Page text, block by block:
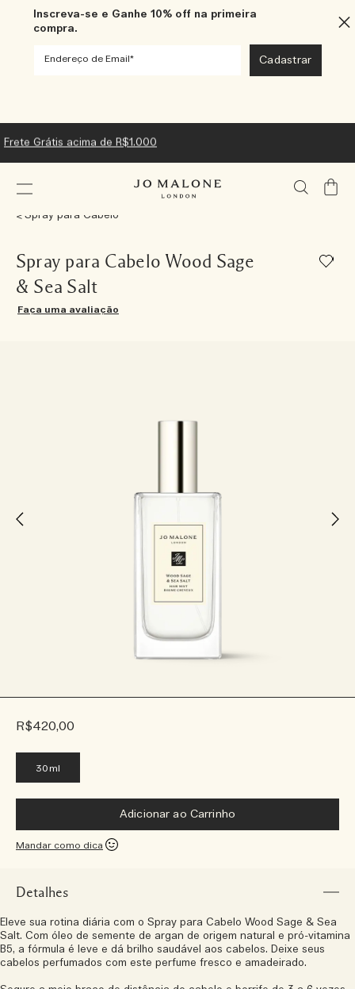
Inscreva-se e Ganhe 10% off na primeira
compra.
Frete Grátis acima de R$1.000
Meu
Spray para Cabelo
Spray para Cabelo Wood Sage
& Sea Salt
Faça uma avaliação
R$420,00
30ml
Adicionar ao Carrinho
Mandar como dica
Detalhes
Eleve sua rotina diária com o Spray para Cabelo Wood Sage & Sea
Salt. Com óleo de semente de argan de origem natural e pró-vitamina
B5, a fórmula é leve e dá brilho saudável aos cabelos. Deixe seus
cabelos perfumados com este perfume fresco e amadeirado.